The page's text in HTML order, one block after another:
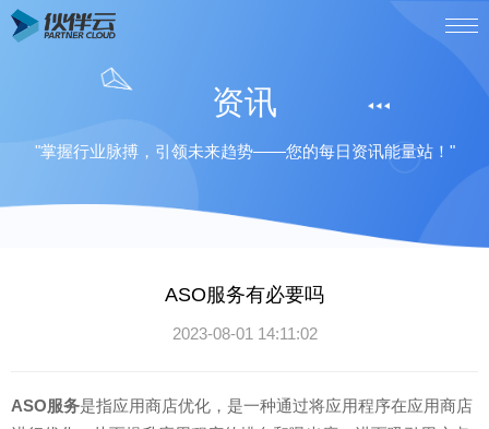
资讯
"掌握行业脉搏，引领未来趋势——您的每日资讯能量站！"
ASO服务有必要吗
2023-08-01 14:11:02
ASO服务是指应用商店优化，是一种通过将应用程序在应用商店